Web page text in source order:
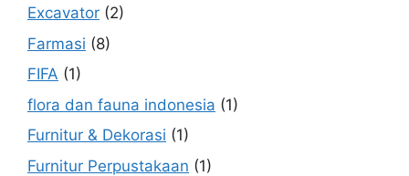
Excavator (2)
Farmasi (8)
FIFA (1)
flora dan fauna indonesia (1)
Furnitur & Dekorasi (1)
Furnitur Perpustakaan (1)